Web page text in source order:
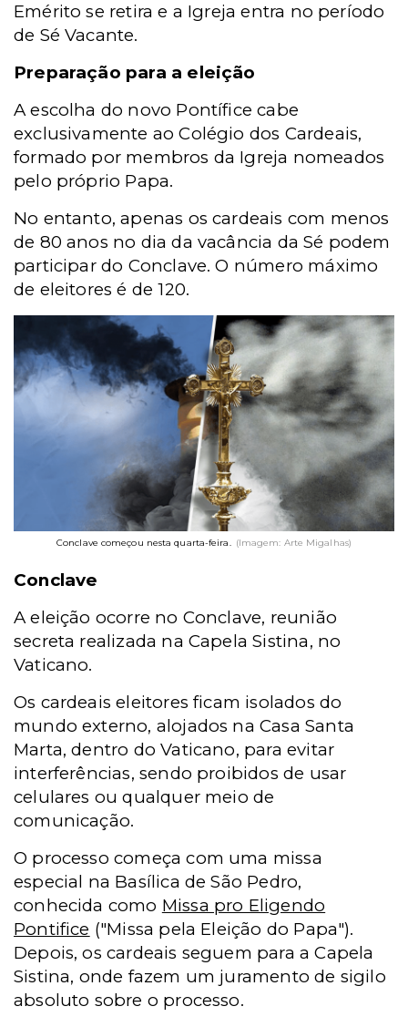
Emérito se retira e a Igreja entra no período
de Sé Vacante.
Preparação para a eleição
A escolha do novo Pontífice cabe
exclusivamente ao Colégio dos Cardeais,
formado por membros da Igreja nomeados
pelo próprio Papa.
No entanto, apenas os cardeais com menos
de 80 anos no dia da vacância da Sé podem
participar do Conclave. O número máximo
de eleitores é de 120.
Conclave começou nesta quarta-feira. (Imagem: Arte Migalhas)
Conclave
A eleição ocorre no Conclave, reunião
secreta realizada na Capela Sistina, no
Vaticano.
Os cardeais eleitores ficam isolados do
mundo externo, alojados na Casa Santa
Marta, dentro do Vaticano, para evitar
interferências, sendo proibidos de usar
celulares ou qualquer meio de
comunicação.
O processo começa com uma missa
especial na Basílica de São Pedro,
conhecida como Missa pro Eligendo
Pontifice ("Missa pela Eleição do Papa").
Depois, os cardeais seguem para a Capela
Sistina, onde fazem um juramento de sigilo
absoluto sobre o processo.